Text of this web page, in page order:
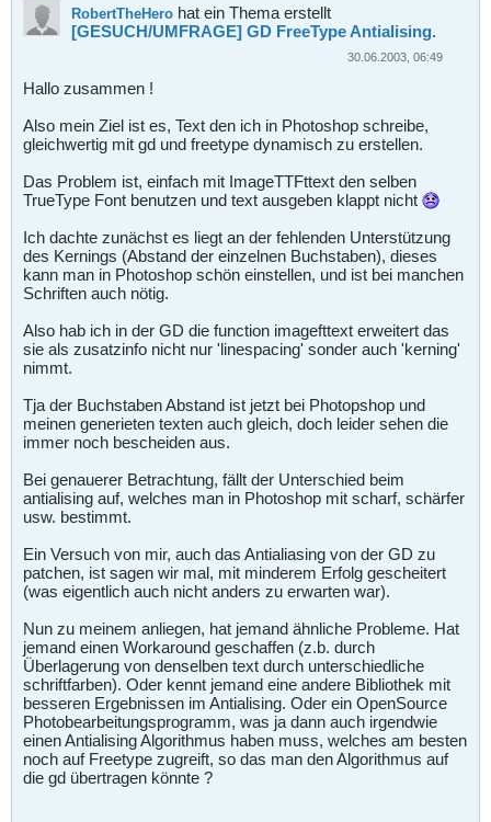
RobertTheHero hat ein Thema erstellt
[GESUCH/UMFRAGE] GD FreeType Antialising.
30.06.2003, 06:49
Hallo zusammen !
Also mein Ziel ist es, Text den ich in Photoshop schreibe,
gleichwertig mit gd und freetype dynamisch zu erstellen.
Das Problem ist, einfach mit ImageTTFttext den selben
TrueType Font benutzen und text ausgeben klappt nicht
Ich dachte zunächst es liegt an der fehlenden Unterstützung
des Kernings (Abstand der einzelnen Buchstaben), dieses
kann man in Photoshop schön einstellen, und ist bei manchen
Schriften auch nötig.
Also hab ich in der GD die function imagefttext erweitert das
sie als zusatzinfo nicht nur 'linespacing' sonder auch 'kerning'
nimmt.
Tja der Buchstaben Abstand ist jetzt bei Photopshop und
meinen generieten texten auch gleich, doch leider sehen die
immer noch bescheiden aus.
Bei genauerer Betrachtung, fällt der Unterschied beim
antialising auf, welches man in Photoshop mit scharf, schärfer
usw. bestimmt.
Ein Versuch von mir, auch das Antialiasing von der GD zu
patchen, ist sagen wir mal, mit minderem Erfolg gescheitert
(was eigentlich auch nicht anders zu erwarten war).
Nun zu meinem anliegen, hat jemand ähnliche Probleme. Hat
jemand einen Workaround geschaffen (z.b. durch
Überlagerung von denselben text durch unterschiedliche
schriftfarben). Oder kennt jemand eine andere Bibliothek mit
besseren Ergebnissen im Antialising. Oder ein OpenSource
Photobearbeitungsprogramm, was ja dann auch irgendwie
einen Antialising Algorithmus haben muss, welches am besten
noch auf Freetype zugreift, so das man den Algorithmus auf
die gd übertragen könnte ?